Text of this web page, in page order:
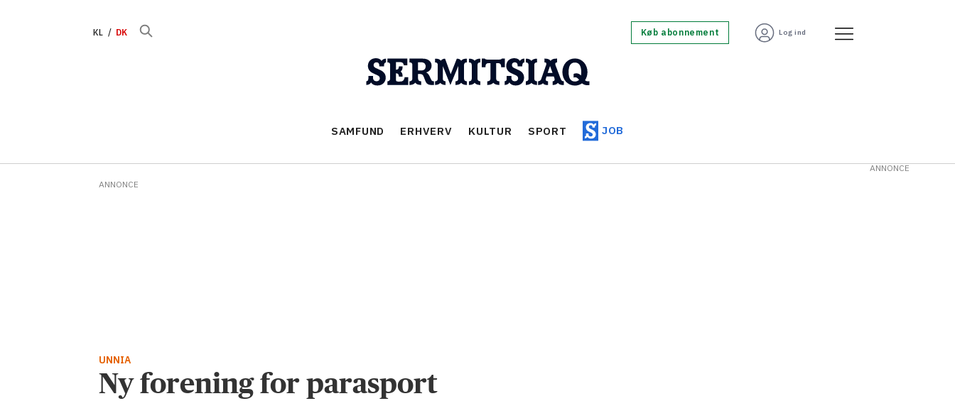
KL DK Køb abonnement Log ind
SAMFUND ERHVERV KULTUR SPORT JOB
ANNONCE
UNNIA
Ny forening for parasport
ANNONCE